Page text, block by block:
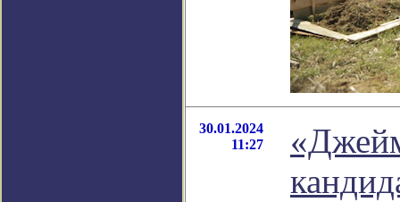
30.01.2024
11:27